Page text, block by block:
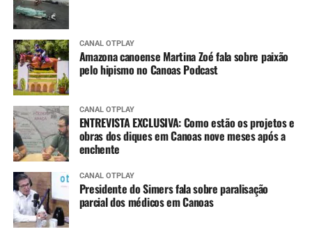
CANAL OTPLAY
Amazona canoense Martina Zoé fala sobre paixão
pelo hipismo no Canoas Podcast
CANAL OTPLAY
ENTREVISTA EXCLUSIVA: Como estão os projetos e
obras dos diques em Canoas nove meses após a
enchente
CANAL OTPLAY
Presidente do Simers fala sobre paralisação
parcial dos médicos em Canoas